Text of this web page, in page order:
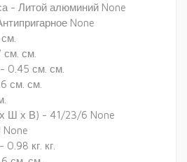
- Литой алюминий None
None
см. см.
0.45 см. см.
см. см.
Ш х В) - 41/23/6 None
None
кг. кг.